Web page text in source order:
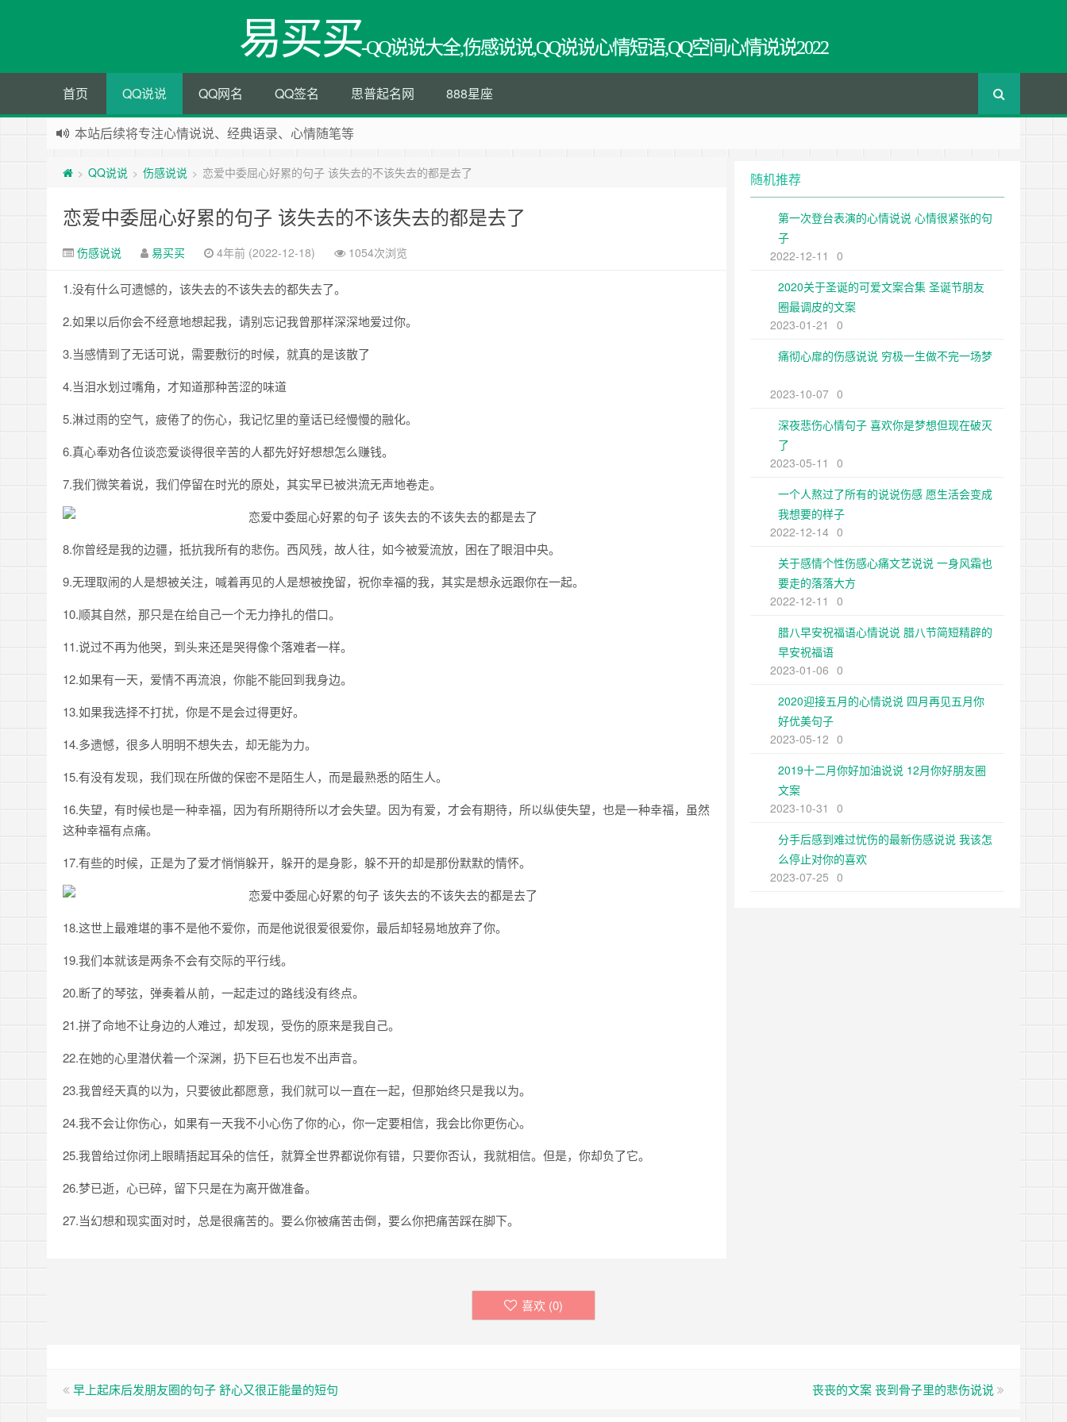
易买买-QQ说说大全,伤感说说,QQ说说心情短语,QQ空间心情说说2022
首页 QQ说说 QQ网名 QQ签名 思普起名网 888星座
本站后续将专注心情说说、经典语录、心情随笔等
> QQ说说 > 伤感说说 > 恋爱中委屈心好累的句子 该失去的不该失去的都是去了
恋爱中委屈心好累的句子 该失去的不该失去的都是去了
伤感说说 易买买 4年前 (2022-12-18) 1054次浏览
1.没有什么可遗憾的，该失去的不该失去的都失去了。
2.如果以后你会不经意地想起我，请别忘记我曾那样深深地爱过你。
3.当感情到了无话可说，需要敷衍的时候，就真的是该散了
4.当泪水划过嘴角，才知道那种苦涩的味道
5.淋过雨的空气，疲倦了的伤心，我记忆里的童话已经慢慢的融化。
6.真心奉劝各位谈恋爱谈得很辛苦的人都先好好想想怎么赚钱。
7.我们微笑着说，我们停留在时光的原处，其实早已被洪流无声地卷走。
8.你曾经是我的边疆，抵抗我所有的悲伤。西风残，故人往，如今被爱流放，困在了眼泪中央。
9.无理取闹的人是想被关注，喊着再见的人是想被挽留，祝你幸福的我，其实是想永远跟你在一起。
10.顺其自然，那只是在给自己一个无力挣扎的借口。
11.说过不再为他哭，到头来还是哭得像个落难者一样。
12.如果有一天，爱情不再流浪，你能不能回到我身边。
13.如果我选择不打扰，你是不是会过得更好。
14.多遗憾，很多人明明不想失去，却无能为力。
15.有没有发现，我们现在所做的保密不是陌生人，而是最熟悉的陌生人。
16.失望，有时候也是一种幸福，因为有所期待所以才会失望。因为有爱，才会有期待，所以纵使失望，也是一种幸福，虽然
这种幸福有点痛。
17.有些的时候，正是为了爱才悄悄躲开，躲开的是身影，躲不开的却是那份默默的情怀。
18.这世上最难堪的事不是他不爱你，而是他说很爱很爱你，最后却轻易地放弃了你。
19.我们本就该是两条不会有交际的平行线。
20.断了的琴弦，弹奏着从前，一起走过的路线没有终点。
21.拼了命地不让身边的人难过，却发现，受伤的原来是我自己。
22.在她的心里潜伏着一个深渊，扔下巨石也发不出声音。
23.我曾经天真的以为，只要彼此都愿意，我们就可以一直在一起，但那始终只是我以为。
24.我不会让你伤心，如果有一天我不小心伤了你的心，你一定要相信，我会比你更伤心。
25.我曾给过你闭上眼睛捂起耳朵的信任，就算全世界都说你有错，只要你否认，我就相信。但是，你却负了它。
26.梦已逝，心已碎，留下只是在为离开做准备。
27.当幻想和现实面对时，总是很痛苦的。要么你被痛苦击倒，要么你把痛苦踩在脚下。
喜欢 (0)
早上起床后发朋友圈的句子 舒心又很正能量的短句 丧丧的文案 丧到骨子里的悲伤说说
随机推荐
第一次登台表演的心情说说 心情很紧张的句
子
2022-12-11
0
2020关于圣诞的可爱文案合集 圣诞节朋友
圈最调皮的文案
2023-01-21
0
痛彻心扉的伤感说说 穷极一生做不完一场梦
2023-10-07 0
深夜悲伤心情句子 喜欢你是梦想但现在破灭
了
2023-05-11
0
一个人熬过了所有的说说伤感 愿生活会变成
我想要的样子
2022-12-14 0
关于感情个性伤感心痛文艺说说 一身风霜也
要走的落落大方
2022-12-11
0
腊八早安祝福语心情说说 腊八节简短精辟的
早安祝福语
2023-01-06 0
2020迎接五月的心情说说 四月再见五月你
好优美句子
2023-05-12 0
2019十二月你好加油说说 12月你好朋友圈
文案
2023-10-31
0
分手后感到难过忧伤的最新伤感说说 我该怎
么停止对你的喜欢
2023-07-25 0